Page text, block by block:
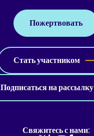
Пожертвовать
Стать участником
Подписаться на рассылку
Свяжитесь с нами: